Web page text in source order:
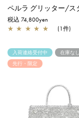
税込 74,800yen
★ ★ ★ ★ ★ (1件)
入荷連絡受付中
在庫なし
先行・限定